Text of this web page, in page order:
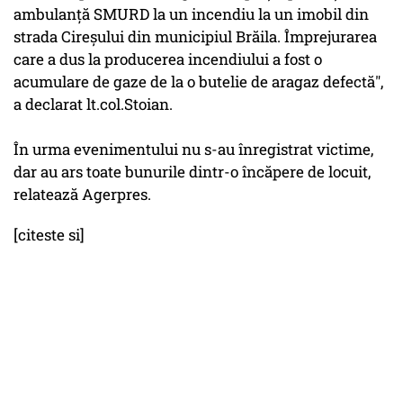
ambulanţă SMURD la un incendiu la un imobil din
strada Cireşului din municipiul Brăila. Împrejurarea
care a dus la producerea incendiului a fost o
acumulare de gaze de la o butelie de aragaz defectă",
a declarat lt.col.Stoian.
În urma evenimentului nu s-au înregistrat victime,
dar au ars toate bunurile dintr-o încăpere de locuit,
relatează Agerpres.
[citeste si]